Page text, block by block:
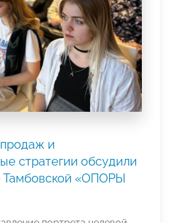
и
стратегии обсудили
Тамбовской «ОПОРЫ